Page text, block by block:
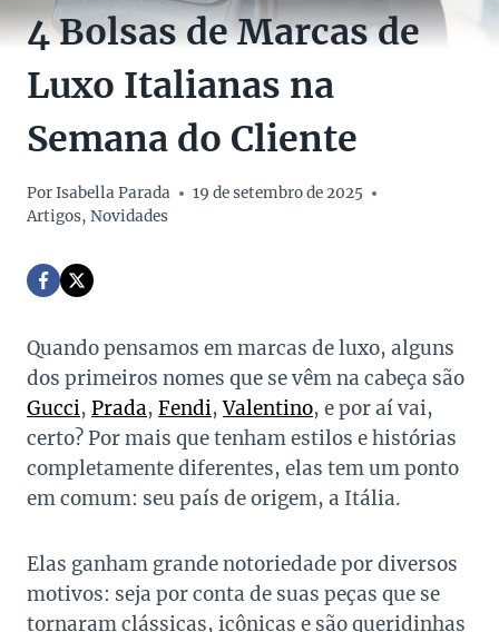
4 Bolsas de Marcas de
Luxo Italianas na
Semana do Cliente
PorIsabella Parada
19 de setembro de 2025
Artigos, Novidades
Quando pensamos em marcas de luxo, alguns
dos primeiros nomes que se vêm na cabeça são
Gucci, Prada, Fendi,Valentino, e por aí vai,
certo? Por mais que tenham estilos e histórias
completamente diferentes, elas tem um ponto
em comum: seu país de origem, a Itália.
Elas ganham grande notoriedade por diversos
motivos: seja por conta de suas peças que se
tornaram clássicas, icônicas e são queridinhas